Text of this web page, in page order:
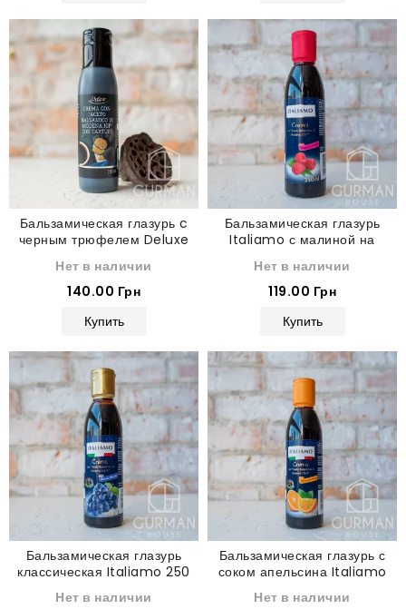
Бальзамическая глазурь c
черным трюфелем Deluxe
Нет в наличии
140.00 Грн
Купить
Бальзамическая глазурь
Italiamo с малиной на
Modena IGP” 250 мл
Нет в наличии
119.00 Грн
Купить
Бальзамическая глазурь
классическая Italiamo 250
Нет в наличии
Бальзамическая глазурь с
соком апельсина Italiamo
Нет в наличии